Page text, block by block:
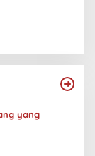
yang